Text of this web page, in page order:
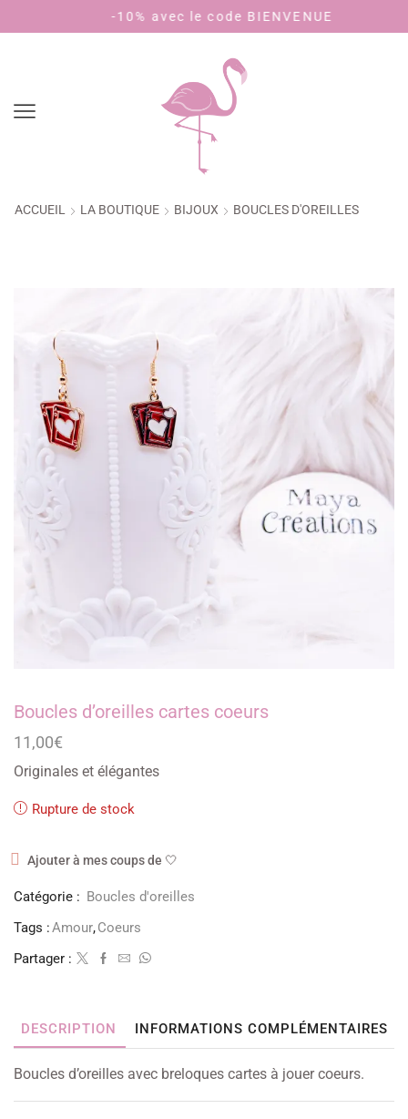
-10% avec le code BIENVENUE
ACCUEIL LA BOUTIQUE BIJOUX BOUCLES D'OREILLES
Boucles d’oreilles cartes coeurs
11,00€
Originales et élégantes
Rupture de stock
Ajouter à mes coups de 🤍
Catégorie : Boucles d'oreilles
Tags :Amour,Coeurs
Partager :
DESCRIPTION INFORMATIONS COMPLÉMENTAIRES
Boucles d’oreilles avec breloques cartes à jouer coeurs.